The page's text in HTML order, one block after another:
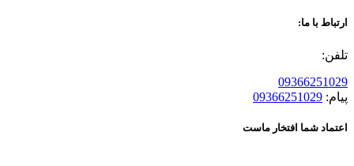
ارتباط با ما:
تلفن:
09366251029
پیام: 09366251029
اعتماد شما افتخار ماست